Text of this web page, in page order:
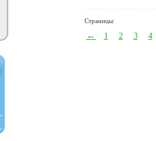
Страницы:
← 1 2 3 4